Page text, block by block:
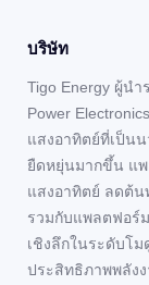
บริษัท
Tigo Energy ผู้นำ
Power
แสงอาทิตย์ที่เป็น
ยืดหยุ่นมากขึ้น แพ
แสงอาทิตย์ ลดต้น
รวมกับแพลตฟอร์
เชิงลึกในระดับโ
ประสิทธิภาพพลัง